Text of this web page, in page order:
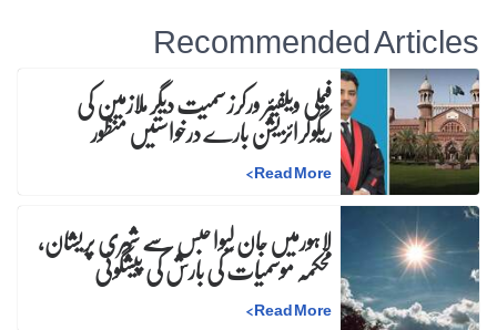
Recommended Articles
فیملی ویلفیئر ورکرز سمیت دیگر ملازمین کی
ریگولرائزیشن بارے درخواستیں منظور
Read More
>
لاہورمیں جان لیوا حبس سے شہری پریشان،
محکمہ موسمیات کی بارش کی پیشگوئی
Read More
>